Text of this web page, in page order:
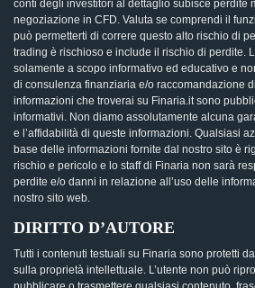
conti degli investitori al dettaglio subisce perdite
negoziazione in CFD. Valuta se comprendi il
può permetterti di correre questo alto rischio di
trading è rischioso e include il rischio di perdite.
solamente a scopo informativo ed educativo e
di consulenza finanziaria e/o raccomandazione
informazioni che troverai su Finaria.it sono
informativi. Non diamo assolutamente alcuna
e l’affidabilità di queste informazioni. Qualsiasi
base delle informazioni fornite dal nostro sito è
rischio e pericolo e lo staff di Finaria non sarà
perdite e/o danni in relazione all’uso delle
nostro sito web.
DIRITTO D’AUTORE
Tutti i contenuti testuali su Finaria sono protetti
sulla proprietà intellettuale. L’utente non può